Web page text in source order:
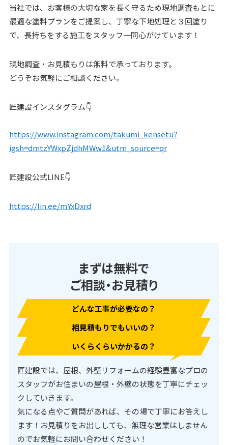
当社では、お客様の大切な家を長く守るため現地調査もとに
最適な塗料プランをご提案し、丁寧な下地処理と３回塗り
で、長持ちをする施工をスタッフ一同心がけています！
現地調査・お見積もりは無料で承っております。
どうぞお気軽にご相談ください。
匠建設インスタグラム👇
https://www.instagram.com/takumi_kensetu?
igsh=dmtzYWxpZjdhMWw1&utm_source=qr
匠建設公式LINE👇
https://lin.ee/mYxDxrd
まずは無料で
ご相談・お見積り
どんな工事が必要なの？
相見積もりでもいいの？
いくらくらいかかるの？
匠建設では、屋根、外壁リフォームの経験豊富なプロの
スタッフがお住まいの屋根・外壁の状態を丁寧にチェッ
クしていきます。
気になる点やご質問があれば、その場で丁寧にお答えし
ます！お見積りをお出ししても、無理な営業はしません
のでお気軽にお問い合わせください！